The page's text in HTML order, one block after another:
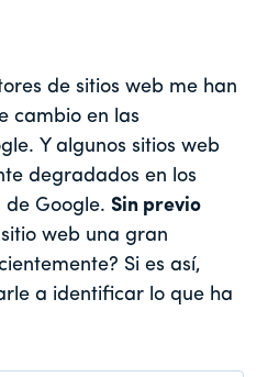
de sitios web me han
cambio en las
Y algunos sitios web
degradados en los
de Google.Sin previo
web una gran
Si es así,
a identificar lo que ha